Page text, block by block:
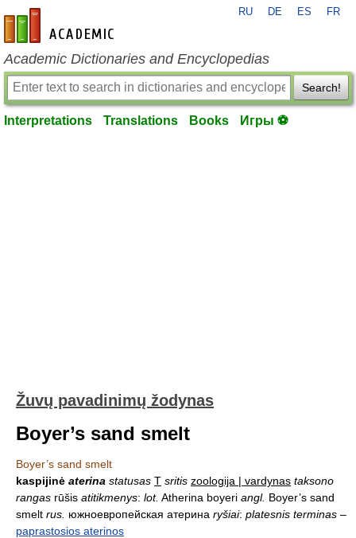
en-academic.com
RU DE ES FR
Academic Dictionaries and Encyclopedias
Search!
Interpretations Translations Books Игры ⚽
Žuvų pavadinimų žodynas
Boyer’s sand smelt
Boyer’s sand smelt
kaspijinė aterina statusas T sritis zoologija | vardynas taksono
rangas rūšis atitikmenys: lot. Atherina boyeri angl. Boyer’s sand
smelt rus. южноевропейская атерина ryšiai: platesnis terminas –
paprastosios aterinos